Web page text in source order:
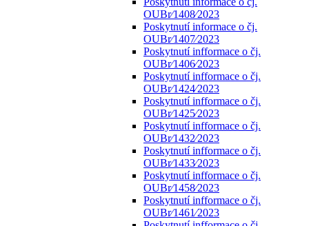
OUBr⁄1408⁄2023
Poskytnutí informace o čj.
OUBr⁄1407⁄2023
Poskytnutí infformace o čj.
OUBr⁄1406⁄2023
Poskytnutí infformace o čj.
OUBr⁄1424⁄2023
Poskytnutí infformace o čj.
OUBr⁄1425⁄2023
Poskytnutí infformace o čj.
OUBr⁄1432⁄2023
Poskytnutí infformace o čj.
OUBr⁄1433⁄2023
Poskytnutí infformace o čj.
OUBr⁄1458⁄2023
Poskytnutí infformace o čj.
OUBr⁄1461⁄2023